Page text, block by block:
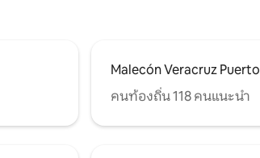
Malecón Veracruz Puerto
คนท้องถิ่น 118 คนแนะนำ